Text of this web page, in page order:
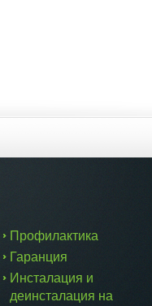
Профилактика
Гаранция
Инсталация и
деинсталация на